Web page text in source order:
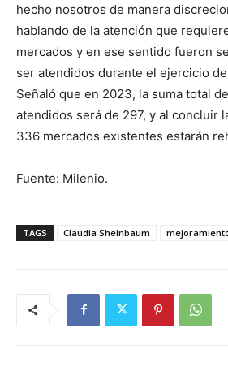
hecho nosotros de manera
hablando de la atención que
mercados y en ese sentido fueron
ser atendidos durante el ejercicio
Señaló que en 2023, la suma total
atendidos será de 297, y al concluir
336 mercados existentes estarán
Fuente: Milenio.
TAGS Claudia Sheinbaum